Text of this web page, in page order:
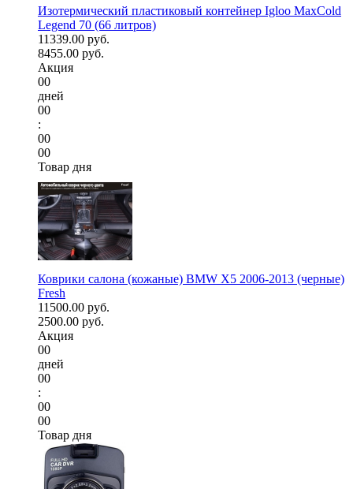
Изотермический пластиковый контейнер Igloo MaxCold
Legend 70 (66 литров)
11339.00 руб.
8455.00 руб.
Акция
00
дней
00
:
00
00
Товар дня
Коврики салона (кожаные) BMW X5 2006-2013 (черные)
Fresh
11500.00 руб.
2500.00 руб.
Акция
00
дней
00
:
00
00
Товар дня